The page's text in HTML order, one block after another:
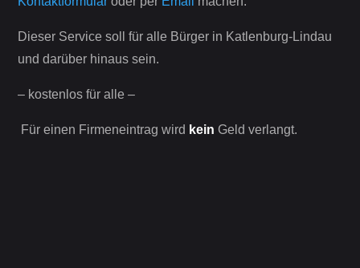
Dieser Service soll für alle Bürger in Katlenburg-Lindau
und darüber hinaus sein.
– kostenlos für alle –
Für einen Firmeneintrag wird kein Geld verlangt.